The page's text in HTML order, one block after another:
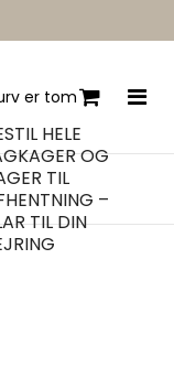
er tom
HELE
OG
TIL
–
TIL DIN